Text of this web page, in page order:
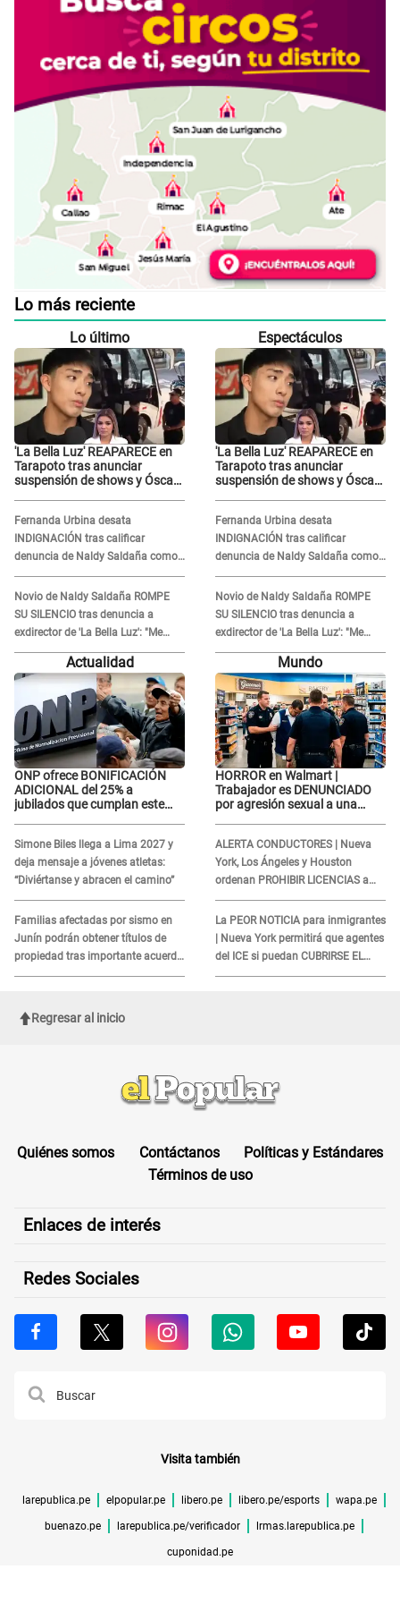
Lo más reciente
Lo último
'La Bella Luz' REAPARECE en
Tarapoto tras anunciar
suspensión de shows y Óscar
Fernanda Urbina desata
INDIGNACIÓN tras calificar
denuncia de Naldy Saldaña como
'acto bochornoso': "No es justo
atacar a otra mujer"
Novio de Naldy Saldaña ROMPE
SU SILENCIO tras denuncia a
exdirector de 'La Bella Luz': "Me
basta con que ella esté bien"
Espectáculos
'La Bella Luz' REAPARECE en
Tarapoto tras anunciar
suspensión de shows y Óscar
Fernanda Urbina desata
INDIGNACIÓN tras calificar
denuncia de Naldy Saldaña como
'acto bochornoso': "No es justo
atacar a otra mujer"
Novio de Naldy Saldaña ROMPE
SU SILENCIO tras denuncia a
exdirector de 'La Bella Luz': "Me
basta con que ella esté bien"
Actualidad
ONP ofrece BONIFICACIÓN
ADICIONAL del 25% a
jubilados que cumplan este
Simone Biles llega a Lima 2027 y
deja mensaje a jóvenes atletas:
“Diviértanse y abracen el camino”
Familias afectadas por sismo en
Junín podrán obtener títulos de
propiedad tras importante acuerdo
de Cofopri
Mundo
HORROR en Walmart |
Trabajador es DENUNCIADO
por agresión sexual a una
ALERTA CONDUCTORES | Nueva
York, Los Ángeles y Houston
ordenan PROHIBIR LICENCIAS a
quienes no presenten ESTE
DOCUMENTO
La PEOR NOTICIA para inmigrantes
| Nueva York permitirá que agentes
del ICE si puedan CUBRIRSE EL
ROSTRO
Regresar al inicio
Quiénes somos Contáctanos
Políticas y Estándares
Términos de uso
Enlaces de interés
Redes Sociales
Visita también
larepublica.pe elpopular.pe libero.pe libero.pe/esports wapa.pe
buenazo.pe larepublica.pe/verificador lrmas.larepublica.pe
cuponidad.pe